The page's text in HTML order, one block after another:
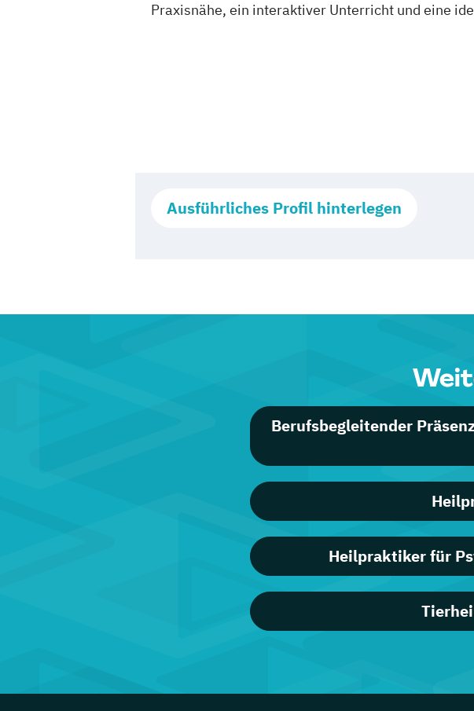
Praxisnähe, ein interaktiver Unterricht und eine
Ausführliches Profil hinterlegen
Berufsbegleitender
Heilpraktiker für